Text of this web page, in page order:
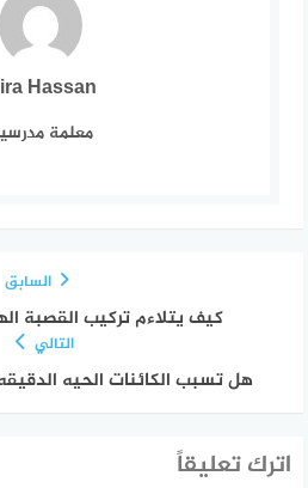
Hassan
معلمة
السابق
كيف يتلاءم تركيب القصبة
التالي
هل تسبب الكائنات الحيه
اترك تعليقاً